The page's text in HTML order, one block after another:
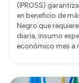
(IPROSS)
en beneficio de
Negro que
diaria, insumo
económico mes a